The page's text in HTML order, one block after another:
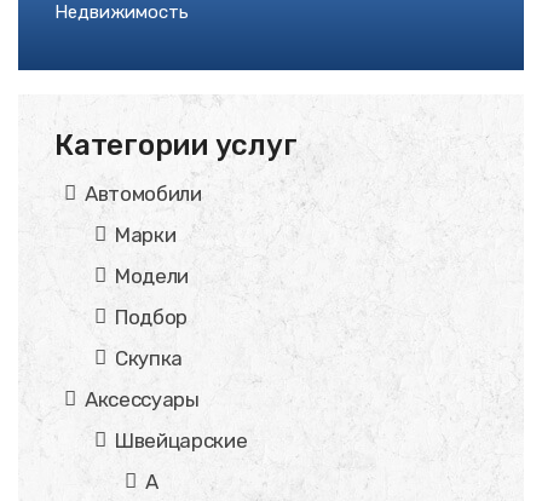
Недвижимость
Категории услуг
Автомобили
Марки
Модели
Подбор
Скупка
Аксессуары
Швейцарские
A